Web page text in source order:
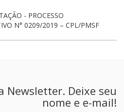
- PROCESSO
N° 0209/2019 – CPL/PMSF
Newsletter. Deixe seu
nome e e-mail!